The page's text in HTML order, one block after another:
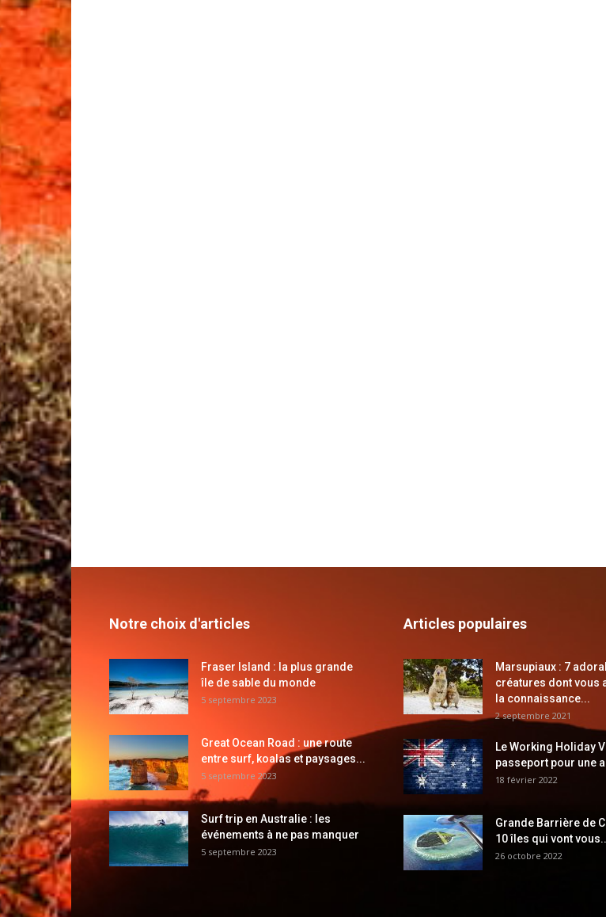
Notre choix d'articles
Fraser Island : la plus grande
île de sable du monde
5 septembre 2023
Great Ocean Road : une route
entre surf, koalas et paysages...
5 septembre 2023
Surf trip en Australie : les
événements à ne pas manquer
5 septembre 2023
Articles populaires
Marsupiaux : 7
créatures dont vous
la connaissance...
2 septembre 2021
Le Working Holiday
passeport pour une
18 février 2022
Grande Barrière de
10 îles qui vont
26 octobre 2022